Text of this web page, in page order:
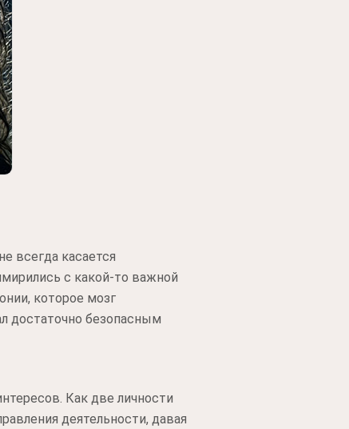
всегда касается
с какой-то важной
которое мозг
достаточно безопасным
Как две личности
деятельности, давая